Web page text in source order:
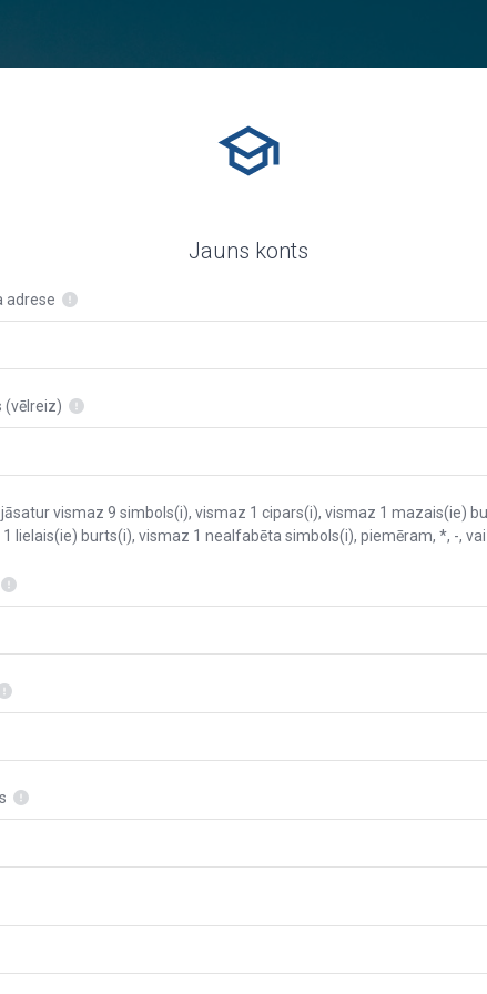
Jauns konts
adrese
(vēlreiz)
jāsatur vismaz 9 simbols(i), vismaz 1 cipars(i), vismaz 1 mazais(ie)
lielais(ie) burts(i), vismaz 1 nealfabēta simbols(i), piemēram, *, -,